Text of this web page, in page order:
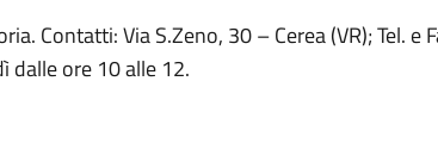
Contatti: Via S.Zeno, 30 – Cerea (VR); Tel. e
ore 10 alle 12.